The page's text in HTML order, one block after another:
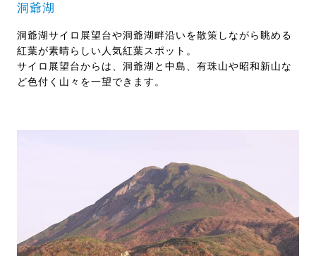
洞爺湖
洞爺湖サイロ展望台や洞爺湖畔沿いを散策しながら眺める
紅葉が素晴らしい人気紅葉スポット。
サイロ展望台からは、洞爺湖と中島、有珠山や昭和新山な
ど色付く山々を一望できます。